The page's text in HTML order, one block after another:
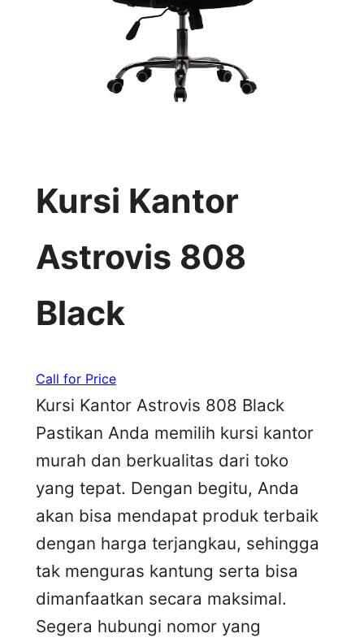
Kursi Kantor
Astrovis 808
Black
Call for Price
Kursi Kantor Astrovis 808 Black
Pastikan Anda memilih kursi kantor
murah dan berkualitas dari toko
yang tepat. Dengan begitu, Anda
akan bisa mendapat produk terbaik
dengan harga terjangkau, sehingga
tak menguras kantung serta bisa
dimanfaatkan secara maksimal.
Segera hubungi nomor yang